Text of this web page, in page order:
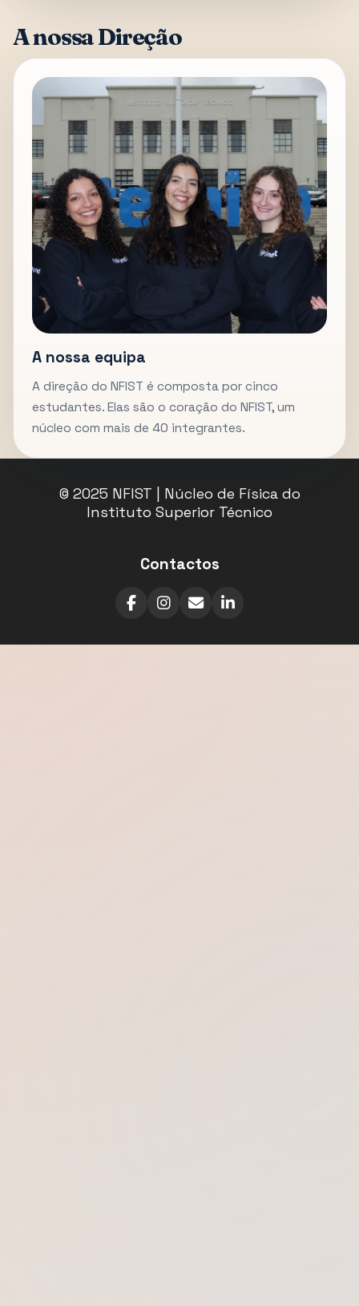
A nossa Direção
A nossa equipa
A direção do NFIST é composta por cinco
estudantes. Elas são o coração do NFIST, um
núcleo com mais de 40 integrantes.
© 2025 NFIST | Núcleo de Física do
Instituto Superior Técnico
Contactos